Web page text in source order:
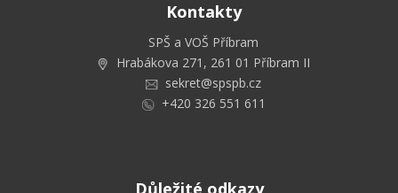
Kontakty
SPŠ a VOŠ Příbram
Hrabákova 271, 261 01 Příbram II
sekret@spspb.cz
+420 326 551 611